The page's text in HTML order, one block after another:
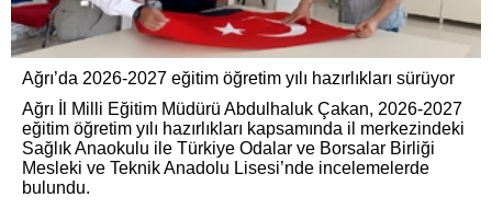
Ağrı’da 2026-2027 eğitim öğretim yılı hazırlıkları sürüyor
Ağrı İl Milli Eğitim Müdürü Abdulhaluk Çakan, 2026-2027
eğitim öğretim yılı hazırlıkları kapsamında il merkezindeki
Sağlık Anaokulu ile Türkiye Odalar ve Borsalar Birliği
Mesleki ve Teknik Anadolu Lisesi’nde incelemelerde
bulundu.